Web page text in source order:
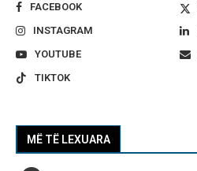
FACEBOOK
INSTAGRAM
YOUTUBE
TIKTOK
MË TË LEXUARA